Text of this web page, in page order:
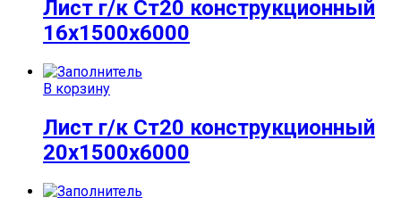
Лист г/к Ст20 конструкционный
16х1500х6000
В корзину
Лист г/к Ст20 конструкционный
20х1500х6000